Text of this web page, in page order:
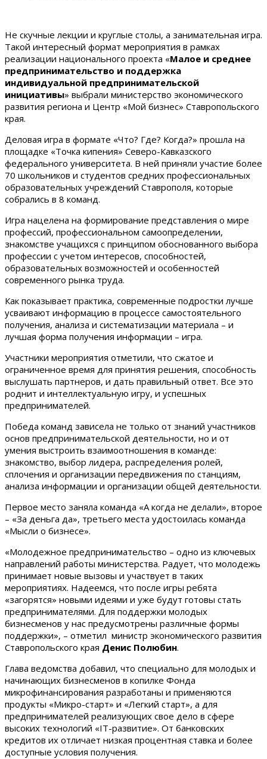
Не скучные лекции и круглые столы, а занимательная игра.
Такой интересный формат мероприятия в рамках
реализации национального проекта «Малое и среднее
предпринимательство и поддержка
индивидуальной предпринимательской
инициативы» выбрали министерство экономического
развития региона и Центр «Мой бизнес» Ставропольского
края.
Деловая игра в формате «Что? Где? Когда?» прошла на
площадке «Точка кипения» Северо-Кавказского
федерального университета. В ней приняли участие более
70 школьников и студентов средних профессиональных
образовательных учреждений Ставрополя, которые
собрались в 8 команд.
Игра нацелена на формирование представления о мире
профессий, профессиональном самоопределении,
знакомстве учащихся с принципом обоснованного выбора
профессии с учетом интересов, способностей,
образовательных возможностей и особенностей
современного рынка труда.
Как показывает практика, современные подростки лучше
усваивают информацию в процессе самостоятельного
получения, анализа и систематизации материала – и
лучшая форма получения информации – игра.
Участники мероприятия отметили, что сжатое и
ограниченное время для принятия решения, способность
выслушать партнеров, и дать правильный ответ. Все это
роднит и интеллектуальную игру, и успешных
предпринимателей.
Победа команд зависела не только от знаний участников
основ предпринимательской деятельности, но и от
умения выстроить взаимоотношения в команде:
знакомство, выбор лидера, распределения ролей,
сплочения и организации передвижения по станциям,
анализа информации и организации общей деятельности.
Первое место заняла команда «А когда не делали», второе
– «За деньга да», третьего места удостоилась команда
«Мысли о бизнесе».
«Молодежное предпринимательство – одно из ключевых
направлений работы министерства. Радует, что молодежь
принимает новые вызовы и участвует в таких
мероприятиях. Надеемся, что после игры ребята
«загорятся» новыми идеями и уже будут готовы стать
предпринимателями. Для поддержки молодых
бизнесменов у нас предусмотрены различные формы
поддержки», – отметил министр экономического развития
Ставропольского края Денис Полюбин.
Глава ведомства добавил, что специально для молодых и
начинающих бизнесменов в копилке Фонда
микрофинансирования разработаны и применяются
продукты «Микро-старт» и «Легкий старт», а для
предпринимателей реализующих свое дело в сфере
высоких технологий «IT-развитие». От банковских
кредитов их отличает низкая процентная ставка и более
доступные условия получения.